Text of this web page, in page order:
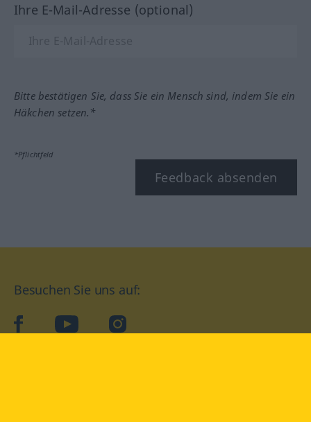
Ihre E-Mail-Adresse (optional)
Bitte bestätigen Sie, dass Sie ein Mensch sind, indem Sie ein
Häkchen setzen.*
*Pflichtfeld
Feedback absenden
Besuchen Sie uns auf:
facebookYouTube Instagram